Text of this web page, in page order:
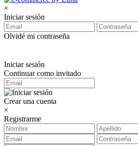
×
Iniciar sesión
Olvidé mi contraseña
Iniciar sesión
Continuar como invitado
Crear una cuenta
×
Registrarme